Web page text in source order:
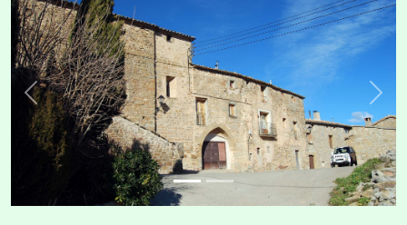
Previous Next